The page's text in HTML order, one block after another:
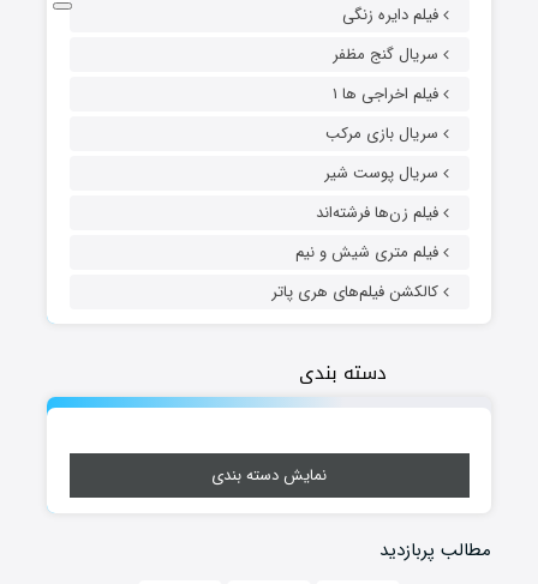
فیلم دایره زنگی
سریال گنج مظفر
فیلم اخراجی ها ۱
سریال بازی مرکب
سریال پوست شیر
فیلم زن‌ها فرشته‌اند
فیلم متری شیش و نیم
کالکشن فیلم‌های هری پاتر
دسته بندی
نمایش دسته بندی
مطالب پربازدید